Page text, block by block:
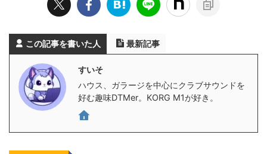
この記事を書いた人 最新記事
すいそ
ハウス、ガラージを中心にクラブサウンドを
好む趣味DTMer。KORG M1が好き。